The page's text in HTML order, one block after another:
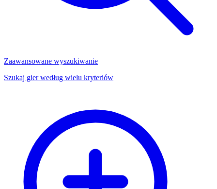
Zaawansowane wyszukiwanie
Szukaj gier według wielu kryteriów